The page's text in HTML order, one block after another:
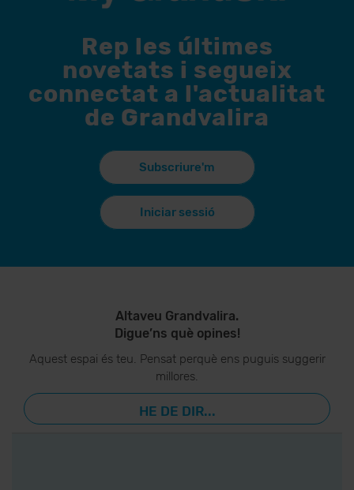
Rep les últimes
novetats i segueix
connectat a l'actualitat
de Grandvalira
Subscriure'm
Iniciar sessió
Altaveu Grandvalira.
Digue’ns què opines!
Aquest espai és teu. Pensat perquè ens puguis suggerir
millores.
HE DE DIR...